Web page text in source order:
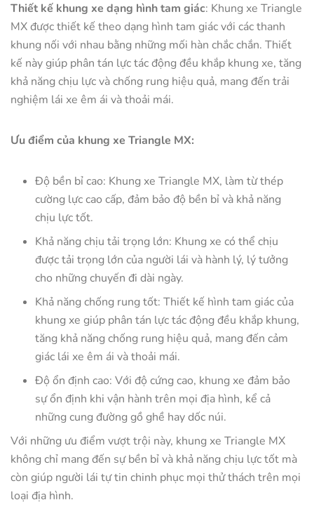
Thiết kế khung xe dạng hình tam giác: Khung xe Triangle
MX được thiết kế theo dạng hình tam giác với các thanh
khung nối với nhau bằng những mối hàn chắc chắn. Thiết
kế này giúp phân tán lực tác động đều khắp khung xe, tăng
khả năng chịu lực và chống rung hiệu quả, mang đến trải
nghiệm lái xe êm ái và thoải mái.
Ưu điểm của khung xe Triangle MX:
Độ bền bỉ cao: Khung xe Triangle MX, làm từ thép
cường lực cao cấp, đảm bảo độ bền bỉ và khả năng
chịu lực tốt.
Khả năng chịu tải trọng lớn: Khung xe có thể chịu
được tải trọng lớn của người lái và hành lý, lý tưởng
cho những chuyến đi dài ngày.
Khả năng chống rung tốt: Thiết kế hình tam giác của
khung xe giúp phân tán lực tác động đều khắp khung,
tăng khả năng chống rung hiệu quả, mang đến cảm
giác lái xe êm ái và thoải mái.
Độ ổn định cao: Với độ cứng cao, khung xe đảm bảo
sự ổn định khi vận hành trên mọi địa hình, kể cả
những cung đường gồ ghề hay dốc núi.
Với những ưu điểm vượt trội này, khung xe Triangle MX
không chỉ mang đến sự bền bỉ và khả năng chịu lực tốt mà
còn giúp người lái tự tin chinh phục mọi thử thách trên mọi
loại địa hình.